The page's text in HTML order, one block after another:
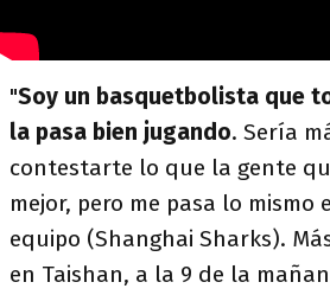
"Soy un basquetbolista que
la pasa bien jugando. Sería
contestarte lo que la gente
mejor, pero me pasa lo mismo
equipo (Shanghai Sharks).
en Taishan, a la 9 de la